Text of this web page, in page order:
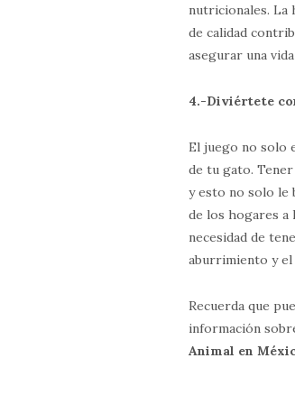
nutricionales. La
de calidad
asegurar una
4.-Diviértete
El juego no solo
de tu gato.
y esto no solo le
de los hogares
necesidad de
aburrimiento y el
Recuerda que
información
Animal en